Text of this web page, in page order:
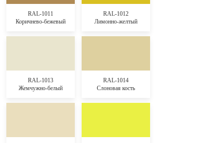
RAL-1011
Коричнево-бежевый
RAL-1012
Лимонно-желтый
RAL-1013
Жемчужно-белый
RAL-1014
Слоновая кость